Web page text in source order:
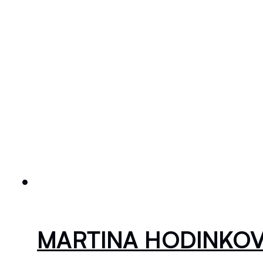
MARTINA